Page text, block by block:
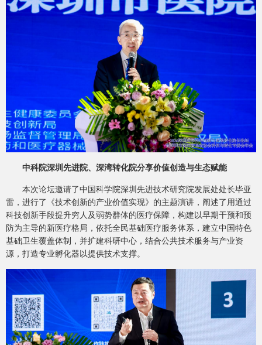
中科院深圳先进院、深湾转化院分享价值创造与生态赋能
本次论坛邀请了中国科学院深圳先进技术研究院发展处处长毕亚
雷，进行了《技术创新的产业价值实现》的主题演讲，阐述了用通过
科技创新手段提升穷人及弱势群体的医疗保障，构建以早期干预和预
防为主导的新医疗格局，依托全民基础医疗服务体系，建立中国特色
基础卫生覆盖体制，并扩建科研中心，结合公共技术服务与产业资
源，打造专业孵化器以提供技术支撑。